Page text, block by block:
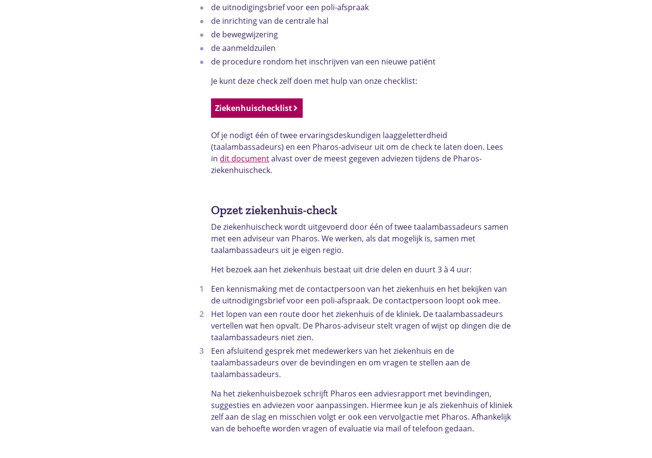
de uitnodigingsbrief voor een poli-afspraak
de inrichting van de centrale hal
de bewegwijzering
de aanmeldzuilen
de procedure rondom het inschrijven van een nieuwe patiënt
Je kunt deze check zelf doen met hulp van onze checklist:
Ziekenhuischecklist
Of je nodigt één of twee ervaringsdeskundigen laaggeletterdheid
(taalambassadeurs) en een Pharos-adviseur uit om de check te laten doen. Lees
in dit documentalvast over de meest gegeven adviezen tijdens de Pharos-
ziekenhuischeck.
Opzet ziekenhuis-check
De ziekenhuischeck wordt uitgevoerd door één of twee taalambassadeurs samen
met een adviseur van Pharos. We werken, als dat mogelijk is, samen met
taalambassadeurs uit je eigen regio.
Het bezoek aan het ziekenhuis bestaat uit drie delen en duurt 3 à 4 uur:
Een kennismaking met de contactpersoon van het ziekenhuis en het bekijken van
de uitnodigingsbrief voor een poli-afspraak. De contactpersoon loopt ook mee.
Het lopen van een route door het ziekenhuis of de kliniek. De taalambassadeurs
vertellen wat hen opvalt. De Pharos-adviseur stelt vragen of wijst op dingen die de
taalambassadeurs niet zien.
Een afsluitend gesprek met medewerkers van het ziekenhuis en de
taalambassadeurs over de bevindingen en om vragen te stellen aan de
taalambassadeurs.
Na het ziekenhuisbezoek schrijft Pharos een adviesrapport met bevindingen,
suggesties en adviezen voor aanpassingen. Hiermee kun je als ziekenhuis of kliniek
zelf aan de slag en misschien volgt er ook een vervolgactie met Pharos. Afhankelijk
van de behoefte worden vragen of evaluatie via mail of telefoon gedaan.